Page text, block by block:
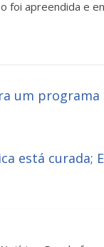
apreendida e
um
está curada;